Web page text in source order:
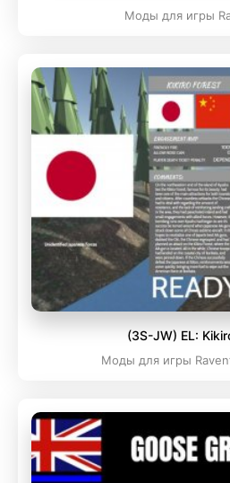
Моды для игры
(3S-JW) EL:
Моды для игры